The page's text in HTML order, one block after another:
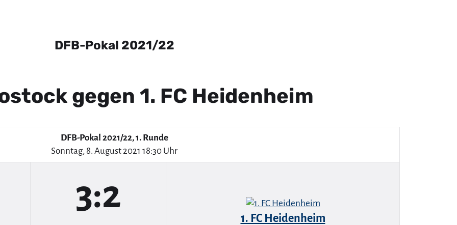
DFB-Pokal 2021/22
gegen 1. FC Heidenheim
DFB-Pokal 2021/22, 1. Runde
Sonntag, 8. August 2021 18:30 Uhr
3:2
1. FC Heidenheim